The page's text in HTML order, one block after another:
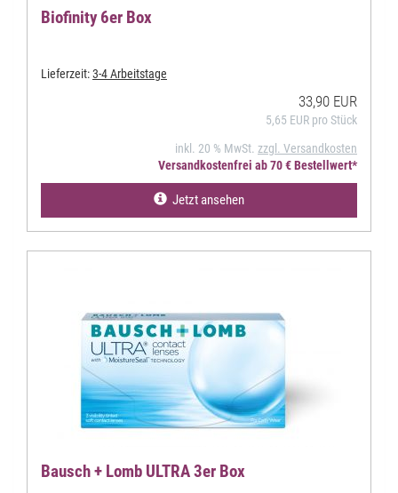
Biofinity 6er Box
Lieferzeit:3-4 Arbeitstage
33,90 EUR
5,65 EUR pro Stück
inkl. 20 % MwSt. zzgl. Versandkosten
Versandkostenfrei ab 70 € Bestellwert*
Jetzt ansehen
Bausch + Lomb ULTRA 3er Box